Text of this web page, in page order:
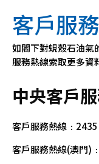
客戶服
如閣下對蜆殼石油氣
服務熱線索取更多資
中央客戶
客戶服務熱線
客戶服務熱線(澳門